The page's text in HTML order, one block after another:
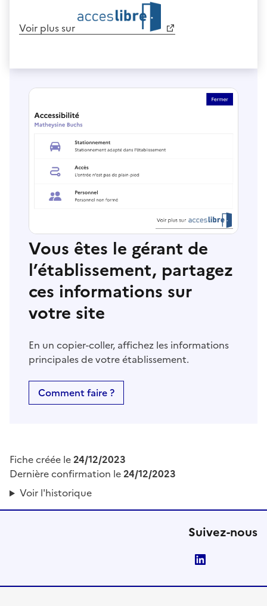
Voir plus sur
Vous êtes le gérant de
l’établissement, partagez
ces informations sur
votre site
En un copier-coller, affichez les informations
principales de votre établissement.
Comment faire ?
Fiche créée le24/12/2023
Dernière confirmation le24/12/2023
Voir l'historique
Suivez-nous